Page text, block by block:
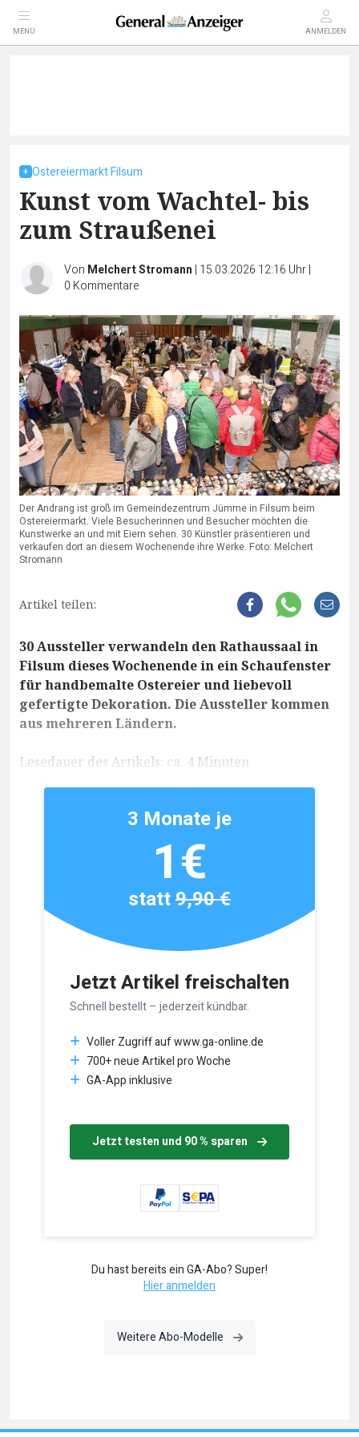
MENÜ ANMELDEN
Ostereiermarkt Filsum
Kunst vom Wachtel- bis
zum Straußenei
Von Melchert Stromann | 15.03.2026 12:16 Uhr|
0 Kommentare
Der Andrang ist groß im Gemeindezentrum Jümme in Filsum beim
Ostereiermarkt. Viele Besucherinnen und Besucher möchten die
Kunstwerke an und mit Eiern sehen. 30 Künstler präsentieren und
verkaufen dort an diesem Wochenende ihre Werke. Foto: Melchert
Stromann
Artikel teilen:
30 Aussteller verwandeln den Rathaussaal in
Filsum dieses Wochenende in ein Schaufenster
für handbemalte Ostereier und liebevoll
gefertigte Dekoration. Die Aussteller kommen
aus mehreren Ländern.
Lesedauer des Artikels: ca. 4 Minuten
Jetzt Artikel freischalten
Schnell bestellt – jederzeit kündbar.
Voller Zugriff auf www.ga-online.de
700+ neue Artikel pro Woche
GA-App inklusive
Jetzt testen und 90 % sparen
3 Monate je
1€
statt9,90 €
Du hast bereits ein GA-Abo? Super!
Hier anmelden
Weitere Abo-Modelle